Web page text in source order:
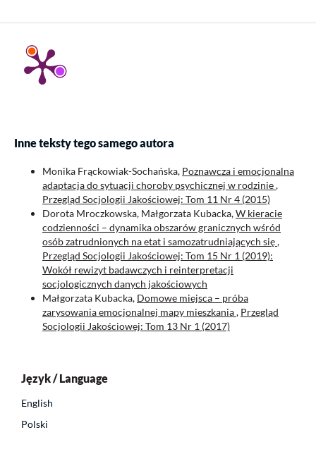
Inne teksty tego samego autora
Monika Frąckowiak-Sochańska, Poznawcza i emocjonalna
adaptacja do sytuacji choroby psychicznej w rodzinie,
Przegląd Socjologii Jakościowej: Tom 11 Nr 4 (2015)
Dorota Mroczkowska, Małgorzata Kubacka,W kieracie
codzienności – dynamika obszarów granicznych wśród
osób zatrudnionych na etat i samozatrudniających się,
Przegląd Socjologii Jakościowej: Tom 15 Nr 1 (2019):
Wokół rewizyt badawczych i reinterpretacji
socjologicznych danych jakościowych
Małgorzata Kubacka, Domowe miejsca – próba
zarysowania emocjonalnej mapy mieszkania, Przegląd
Socjologii Jakościowej: Tom 13 Nr 1 (2017)
Język / Language
English
Polski